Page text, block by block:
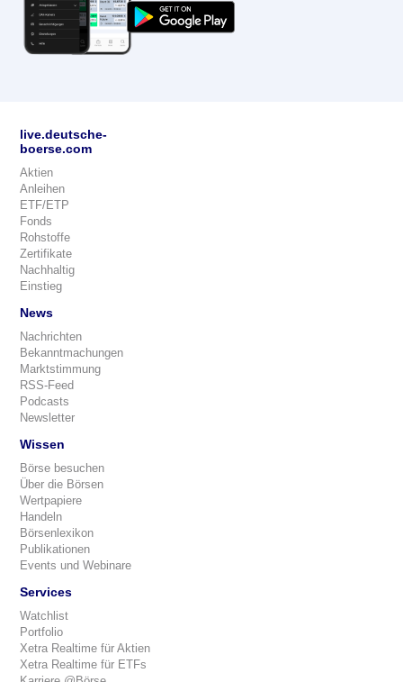
live.deutsche-
boerse.com
Aktien
Anleihen
ETF/ETP
Fonds
Rohstoffe
Zertifikate
Nachhaltig
Einstieg
News
Nachrichten
Bekanntmachungen
Marktstimmung
RSS-Feed
Podcasts
Newsletter
Wissen
Börse besuchen
Über die Börsen
Wertpapiere
Handeln
Börsenlexikon
Publikationen
Events und Webinare
Services
Watchlist
Portfolio
Xetra Realtime für Aktien
Xetra Realtime für ETFs